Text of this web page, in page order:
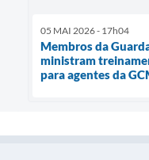
05 MAI 2026 - 17h04
Membros da
ministram
para agentes da